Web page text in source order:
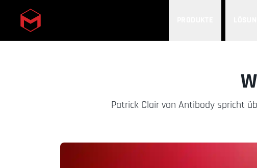
Skip to main content
Patrick Clair von Antibody spricht